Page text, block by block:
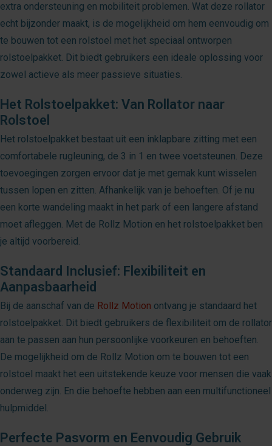
extra ondersteuning en mobiliteit problemen. Wat deze rollator
echt bijzonder maakt, is de mogelijkheid om hem eenvoudig om
te bouwen tot een rolstoel met het speciaal ontworpen
rolstoelpakket. Dit biedt gebruikers een ideale oplossing voor
zowel actieve als meer passieve situaties.
Het Rolstoelpakket: Van Rollator naar
Rolstoel
Het rolstoelpakket bestaat uit een inklapbare zitting met een
comfortabele rugleuning, de 3 in 1 en twee voetsteunen. Deze
toevoegingen zorgen ervoor dat je met gemak kunt wisselen
tussen lopen en zitten. Afhankelijk van je behoeften. Of je nu
een korte wandeling maakt in het park of een langere afstand
moet afleggen. Met de Rollz Motion en het rolstoelpakket ben
je altijd voorbereid.
Standaard Inclusief: Flexibiliteit en
Aanpasbaarheid
Bij de aanschaf van de Rollz Motion ontvang je standaard het
rolstoelpakket. Dit biedt gebruikers de flexibiliteit om de rollator
aan te passen aan hun persoonlijke voorkeuren en behoeften.
De mogelijkheid om de Rollz Motion om te bouwen tot een
rolstoel maakt het een uitstekende keuze voor mensen die vaak
onderweg zijn. En die behoefte hebben aan een multifunctioneel
hulpmiddel.
Perfecte Pasvorm en Eenvoudig Gebruik